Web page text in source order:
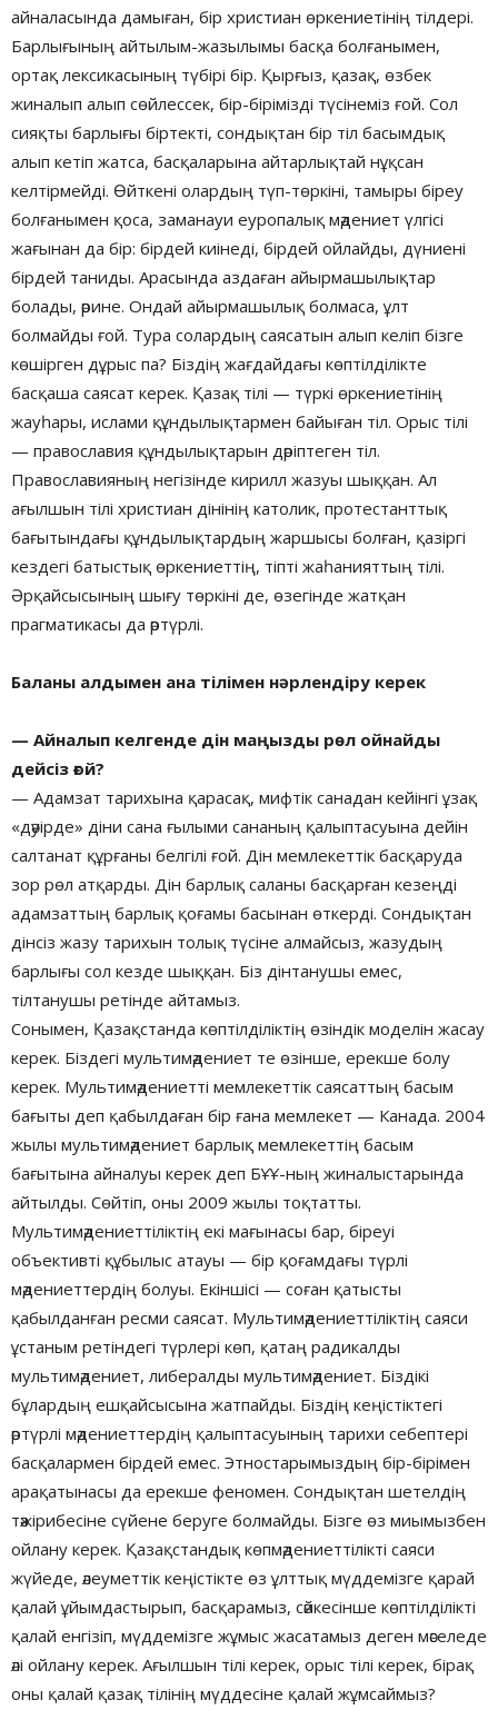
айналасында дамыған, бір христиан өркениетінің тілдері.
Барлығының айтылым-жазылымы басқа болғанымен,
ортақ лексикасының түбірі бір. Қырғыз, қазақ, өзбек
жиналып алып сөйлессек, бір-бірімізді түсінеміз ғой. Сол
сияқты барлығы біртекті, сондықтан бір тіл басымдық
алып кетіп жатса, басқаларына айтарлықтай нұқсан
келтірмейді. Өйткені олардың түп-төркіні, тамыры біреу
болғанымен қоса, заманауи еуропалық мәдениет үлгісі
жағынан да бір: бірдей киінеді, бірдей ойлайды, дүниені
бірдей таниды. Арасында аздаған айырмашылықтар
болады, әрине. Ондай айырмашылық болмаса, ұлт
болмайды ғой. Тура солардың саясатын алып келіп бізге
көшірген дұрыс па? Біздің жағдайдағы көптілділікте
басқаша саясат керек. Қазақ тілі — түркі өркениетінің
жауһары, ислами құндылықтармен байыған тіл. Орыс тілі
— православия құндылықтарын дәріптеген тіл.
Православияның негізінде кирилл жазуы шыққан. Ал
ағылшын тілі христиан дінінің католик, протестанттық
бағытындағы құндылықтардың жаршысы болған, қазіргі
кездегі батыстық өркениеттің, тіпті жаһанияттың тілі.
Әрқайсысының шығу төркіні де, өзегінде жатқан
прагматикасы да әртүрлі.
Баланы алдымен ана тілімен нәрлендіру керек
— Айналып келгенде дін маңызды рөл ойнайды
дейсіз ғой?
— Адамзат тарихына қарасақ, мифтік санадан кейінгі ұзақ
«дәуірде» діни сана ғылыми сананың қалыптасуына дейін
салтанат құрғаны белгілі ғой. Дін мемлекеттік басқаруда
зор рөл атқарды. Дін барлық саланы басқарған кезеңді
адамзаттың барлық қоғамы басынан өткерді. Сондықтан
дінсіз жазу тарихын толық түсіне алмайсыз, жазудың
барлығы сол кезде шыққан. Біз дінтанушы емес,
тілтанушы ретінде айтамыз.
Сонымен, Қазақстанда көптілділіктің өзіндік моделін жасау
керек. Біздегі мультимәдениет те өзінше, ерекше болу
керек. Мультимәдениетті мемлекеттік саясаттың басым
бағыты деп қабылдаған бір ғана мемлекет — Канада. 2004
жылы мультимәдениет барлық мемлекеттің басым
бағытына айналуы керек деп БҰҰ-ның жиналыстарында
айтылды. Сөйтіп, оны 2009 жылы тоқтатты.
Мультимәдениеттіліктің екі мағынасы бар, біреуі
объективті құбылыс атауы — бір қоғамдағы түрлі
мәдениеттердің болуы. Екіншісі — соған қатысты
қабылданған ресми саясат. Мультимәдениеттіліктің саяси
ұстаным ретіндегі түрлері көп, қатаң радикалды
мультимәдениет, либералды мультимәдениет. Біздікі
бұлардың ешқайсысына жатпайды. Біздің кеңістіктегі
әртүрлі мәдениеттердің қалыптасуының тарихи себептері
басқалармен бірдей емес. Этностарымыздың бір-бірімен
арақатынасы да ерекше феномен. Сондықтан шетелдің
тәжірибесіне сүйене беруге болмайды. Бізге өз миымызбен
ойлану керек. Қазақстандық көпмәдениеттілікті саяси
жүйеде, әлеуметтік кеңістікте өз ұлттық мүддемізге қарай
қалай ұйымдастырып, басқарамыз, сәйкесінше көптілділікті
қалай енгізіп, мүддемізге жұмыс жасатамыз деген мәселеде
әлі ойлану керек. Ағылшын тілі керек, орыс тілі керек, бірақ
оны қалай қазақ тілінің мүддесіне қалай жұмсаймыз?